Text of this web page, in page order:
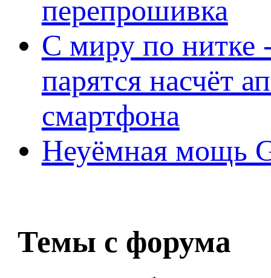
перепрошивка
С миру по нитке
парятся насчёт
смартфона
Неуёмная мощь
Темы с форума